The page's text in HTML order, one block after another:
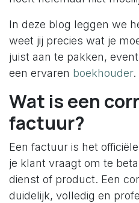
In deze blog leggen we
weet jij precies wat je
juist aan te pakken,
een ervaren boekhouder.
Wat is een
factuur?
Een factuur is het
je klant vraagt om te
dienst of product. Een
duidelijk, volledig en